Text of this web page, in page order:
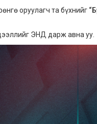
оруулагч та бүхнийг
ЭНД дарж авна уу.